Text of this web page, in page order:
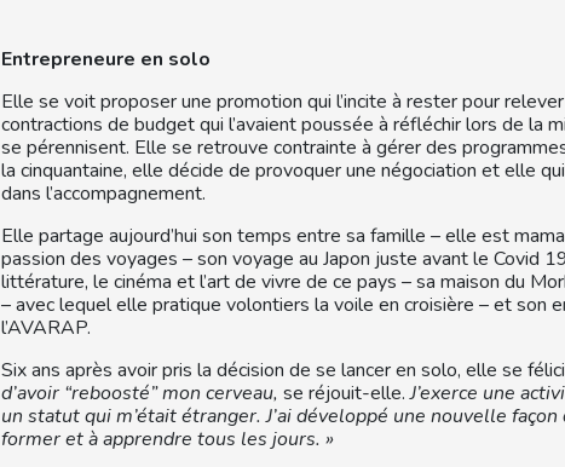
Entrepreneure en solo
Elle se voit proposer une promotion qui l’incite à rester pour
contractions de budget qui l’avaient poussée à réfléchir lors de la
se pérennisent. Elle se retrouve contrainte à gérer des
la cinquantaine, elle décide de provoquer une négociation et elle
dans l’accompagnement.
Elle partage aujourd’hui son temps entre sa famille – elle est
passion des voyages – son voyage au Japon juste avant le Covid
littérature, le cinéma et l’art de vivre de ce pays – sa maison du
– avec lequel elle pratique volontiers la voile en croisière – et son
l’AVARAP.
Six ans après avoir pris la décision de se lancer en solo, elle se
d’avoir “reboosté” mon cerveau, se réjouit-elle.J’exerce une
un statut qui m’était étranger. J’ai développé une nouvelle
former et à apprendre tous les jours. »